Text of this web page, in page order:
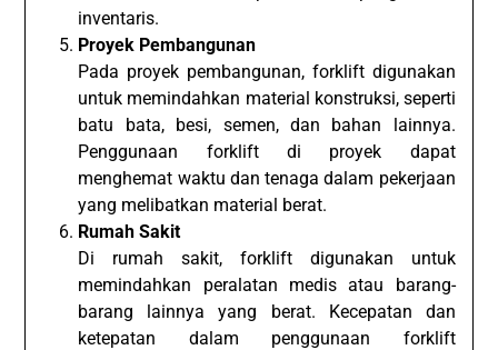
inventaris.
Proyek Pembangunan
Pada proyek pembangunan, forklift digunakan
untuk memindahkan material konstruksi, seperti
batu bata, besi, semen, dan bahan lainnya.
Penggunaan forklift di proyek dapat
menghemat waktu dan tenaga dalam pekerjaan
yang melibatkan material berat.
Rumah Sakit
Di rumah sakit, forklift digunakan untuk
memindahkan peralatan medis atau barang-
barang lainnya yang berat. Kecepatan dan
ketepatan dalam penggunaan forklift